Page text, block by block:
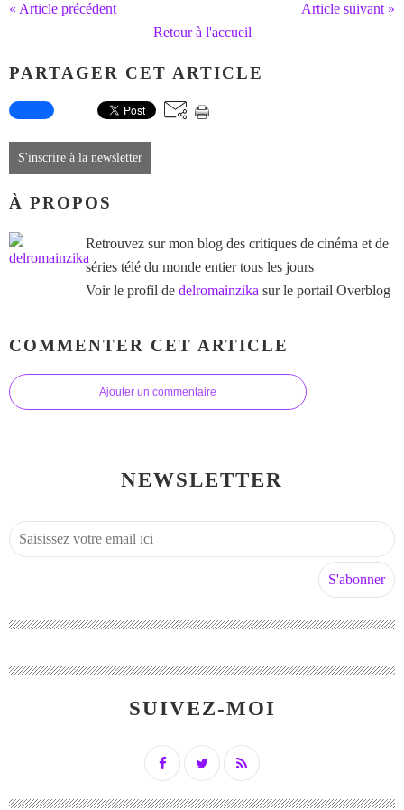
« Article précédent
Article suivant »
Retour à l'accueil
PARTAGER CET ARTICLE
S'inscrire à la newsletter
À PROPOS
Retrouvez sur mon blog des critiques de cinéma et de
séries télé du monde entier tous les jours
Voir le profil de delromainzika sur le portail Overblog
COMMENTER CET ARTICLE
Ajouter un commentaire
NEWSLETTER
SUIVEZ-MOI